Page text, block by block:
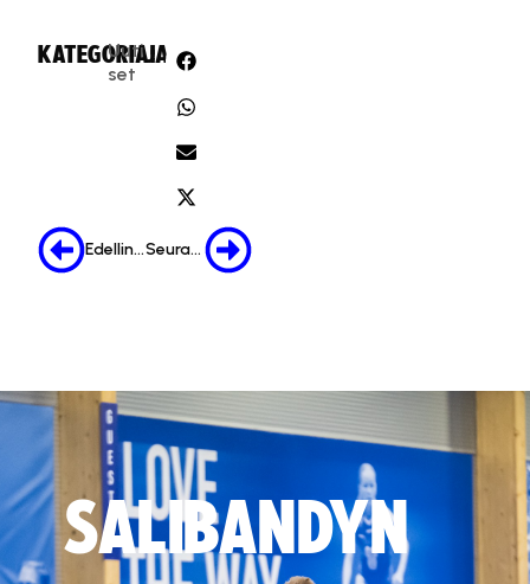
KATEGORIA:
Uuti
set
JAA:
Edellinen Seuraava
SALIBANDYN